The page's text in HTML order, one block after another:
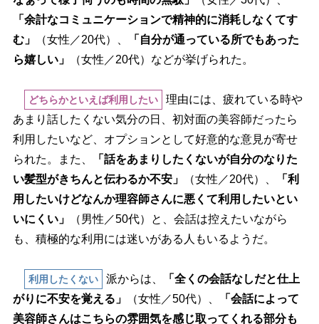
「余計なコミュニケーションで精神的に消耗しなくてす
む」
（女性／20代）、
「自分が通っている所でもあった
ら嬉しい」
（女性／20代）などが挙げられた。
どちらかといえば利用したい
理由には、疲れている時
あまり話したくない気分の日、初対面の美容師だったら
利用したいなど、オプションとして好意的な意見が寄せ
られた。また、
「話をあまりしたくないが自分のなりた
い髪型がきちんと伝わるか不安」
（女性／20代）、
「利
用したいけどなんか理容師さんに悪くて利用したいとい
いにくい」
（男性／50代）と、会話は控えたいながら
も、積極的な利用には迷いがある人もいるようだ。
利用したくない 派からは、
「全くの会話なしだと仕上
がりに不安を覚える」
（女性／50代）、
「会話によって
美容師さんはこちらの雰囲気を感じ取ってくれる部分も